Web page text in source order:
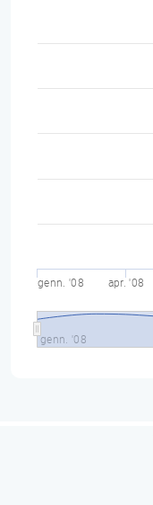
genn. '08 apr. '08
genn. '08